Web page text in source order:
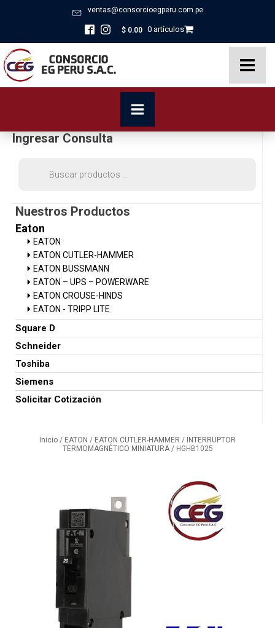
ventas@consorcioegperu.com.pe
$ 0.00 0 artículos
Ingresar Consulta
Nuestros Productos
Eaton
EATON
EATON CUTLER-HAMMER
EATON BUSSMANN
EATON – UPS – POWERWARE
EATON CROUSE-HINDS
EATON - TRIPP LITE
Square D
Schneider
Toshiba
Siemens
Solicitar Cotización
Inicio / EATON / EATON CUTLER-HAMMER / INTERRUPTOR
TERMOMAGNÉTICO MINIATURA/ HGHB1025